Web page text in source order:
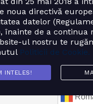
Facultatea de Teologie
noua directivă
datelor
înainte de a continua
ul nostru te
Politicii de Cookie.
INTELES!